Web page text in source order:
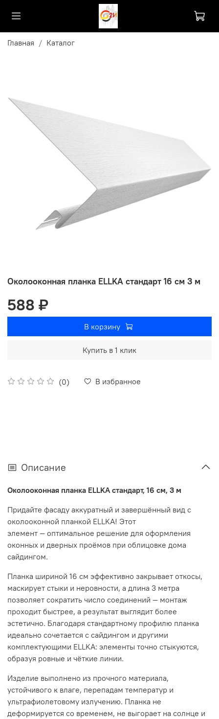
Главная Каталог
Околооконная планка ELLKA стандарт 16 см 3 м
(0) В избранное
588 ₽
В корзину
Купить в 1 клик
Описание
Околооконная планка ELLKA стандарт, 16 см, 3 м
Придайте фасаду аккуратный и завершённый вид с
околооконной планкой ELLKA! Этот
элемент — оптимальное решение для оформления
оконных и дверных проёмов при облицовке дома
сайдингом.
Планка шириной 16 см эффективно закрывает откосы,
маскирует стыки и неровности, а длина 3 метра
позволяет сократить число соединений — монтаж
проходит быстрее, а результат выглядит более
эстетично. Благодаря стандартному профилю планка
идеально сочетается с сайдингом и другими
комплектующими ELLKA: элементы точно стыкуются,
образуя ровные и чёткие линии.
Изделие выполнено из прочного материала,
устойчивого к влаге, перепадам температур и
ультрафиолетовому излучению. Планка не
деформируется со временем, не выгорает на солнце и